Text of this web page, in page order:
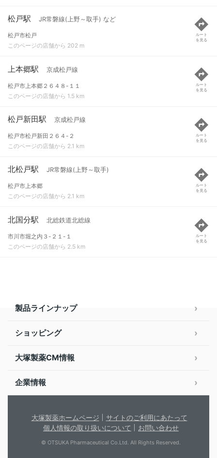
松戸駅 JR常磐線(上野～取手) など
松戸市松戸
このページの店舗から 202 m
ルート
を見る
上本郷駅 京成松戸線
松戸市上本郷２６４８-１１
このページの店舗から 1.5 km
ルート
を見る
松戸新田駅 京成松戸線
松戸市松戸新田２６４-２
このページの店舗から 2.1 km
ルート
を見る
北松戸駅 JR常磐線(上野～取手)
松戸市上本郷
このページの店舗から 2.1 km
ルート
を見る
北国分駅 北総鉄道北総線
市川市堀之内３-２１-１
このページの店舗から 2.5 km
ルート
を見る
製品ラインナップ
ショッピング
大塚製薬CM情報
企業情報
大塚製薬ホームページ
サイトのご利用にあたって
個人情報の取り扱いについて
お問い合わせ
© OTSUKA Pharmaceutical Co.Ltd. All Rights Reserved.